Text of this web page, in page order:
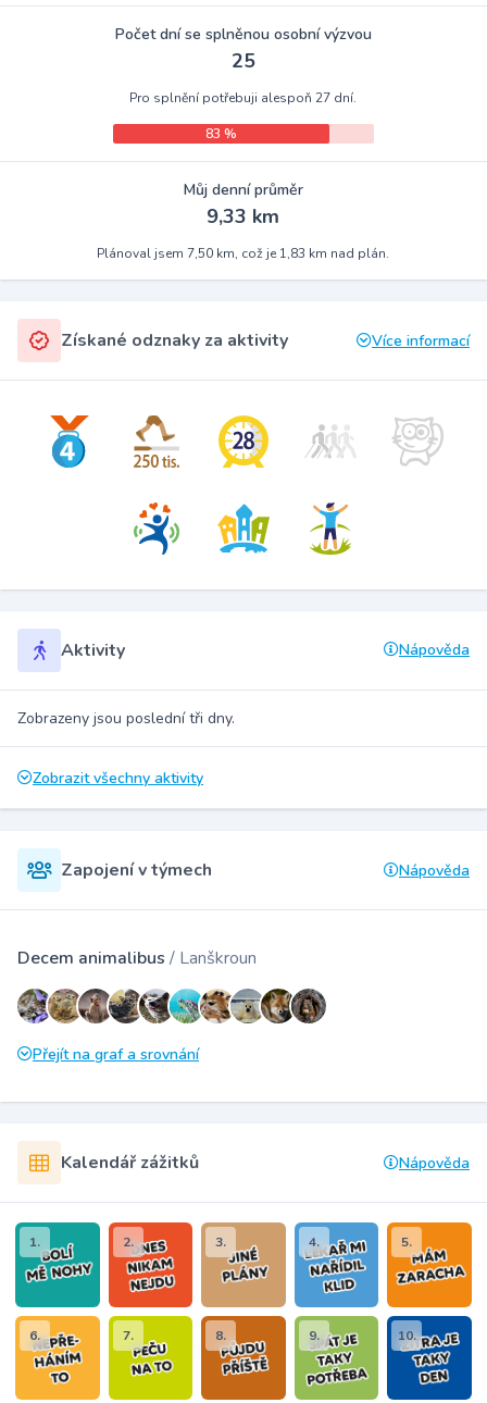
Počet dní se splněnou osobní výzvou
25
Pro splnění potřebuji alespoň 27 dní.
83 %
Můj denní průměr
9,33 km
Plánoval jsem 7,50 km, což je 1,83 km nad plán.
Získané odznaky za aktivity Více informací
Aktivity Nápověda
Zobrazeny jsou poslední tři dny.
Zobrazit všechny aktivity
Zapojení v týmech Nápověda
Decem animalibus / Lanškroun
Přejít na graf a srovnání
Kalendář zážitků Nápověda
1. 2. 3. 4. 5.
6. 7. 8. 9. 10.